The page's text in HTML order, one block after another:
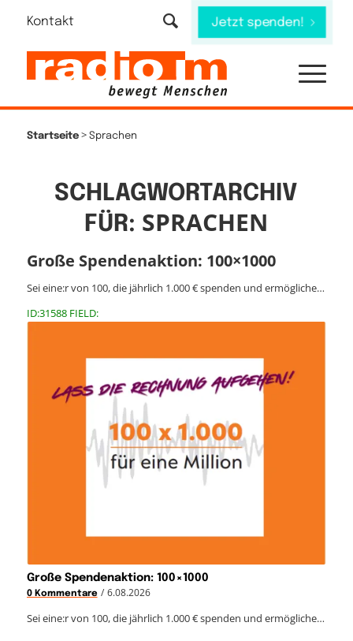
Kontakt Jetzt spenden!
Startseite> Sprachen
SCHLAGWORTARCHIV
FÜR: SPRACHEN
Große Spendenaktion: 100×1000
Sei eine:r von 100, die jährlich 1.000 € spenden und ermögliche…
ID:31588 FIELD:
Große Spendenaktion: 100×1000
0 Kommentare / 6.08.2026
Sei eine:r von 100, die jährlich 1.000 € spenden und ermögliche…